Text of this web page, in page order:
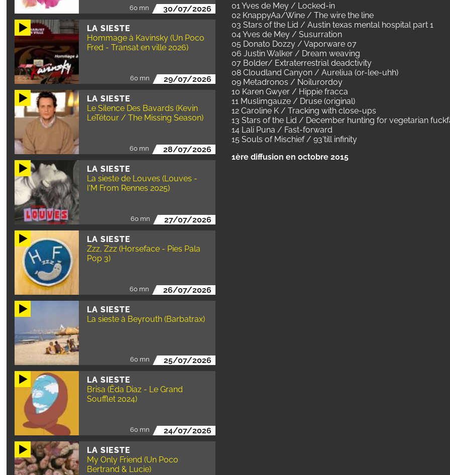
60 mn 30/07/2026
LA SIESTE
Hommage à Kavinsky (Un Poco
Fred - Transat en ville 2026)
60 mn 29/07/2026
LA SIESTE
Le Silence Des Bavards (Kevin
LeTétour / The Missing Season)
60 mn 28/07/2026
LA SIESTE
La sieste de Louves (Louves -
I'M From Rennes 2025)
60 mn 27/07/2026
LA SIESTE
Zzz, Zzz (Horseface - Pies Pala
Pop 3)
60 mn 26/07/2026
LA SIESTE
La sieste à Beyrouth (Barbatrax)
60 mn 25/07/2026
LA SIESTE
Brisa (Ëda Diaz - Le Grand
Soufflet 2024)
60 mn 24/07/2026
LA SIESTE
My Only Friend (Un Poco
Bertrand & Lucie)
01 Yves de Mey / Locked-in
02 KnappyAa/Wine / The wire the line
03 Stars of the Lid / Austin texas mental hospital part 1
04 Yves de Mey / Susurration
05 Donato Dozzy / Vaporware 07
06 Justin Walker / Dream weaving
07 Bolder/ Extraterrestrial deadctivity
08 Cloudland Canyon / Aureliua (or-lee-uhh)
09 Metadronos / Noilurordoy
10 Karen Gwyer / Hippie fracca
11 Muslimgauze / Druse (original)
12 Caroline K / Tracking with close-ups
13 Stars of the Lid / December hunting for vegetarian
14 Lali Puna / Fast-forward
15 Souls of Mischief / 93'till infinity
1ère diffusion en octobre 2015